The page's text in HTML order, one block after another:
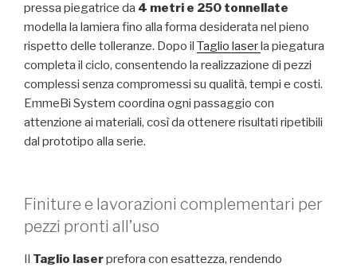
pressa piegatrice da 4 metri e 250 tonnellate
modella la lamiera fino alla forma desiderata nel pieno
rispetto delle tolleranze. Dopo il Taglio laserla piegatura
completa il ciclo, consentendo la realizzazione di pezzi
complessi senza compromessi su qualità, tempi e costi.
EmmeBi System coordina ogni passaggio con
attenzione ai materiali, così da ottenere risultati ripetibili
dal prototipo alla serie.
Finiture e lavorazioni complementari per
pezzi pronti all’uso
Il Taglio laserprefora con esattezza, rendendo